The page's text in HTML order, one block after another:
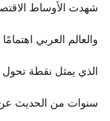
شهدت الأوساط
والعالم العربي اهتمامًا
الذي يمثل نقطة تحول
سنوات من الحديث عن